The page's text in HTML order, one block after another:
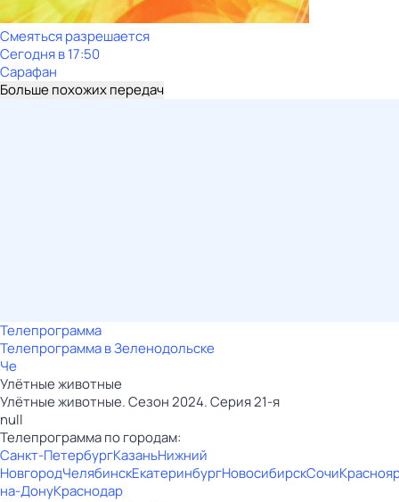
Смеяться разрешается
Сегодня в 17:50
Сарафан
Больше похожих передач
Телепрограмма
Телепрограмма в Зеленодольске
Че
Улётные животные
Улётные животные. Сезон 2024. Серия 21-я
null
Телепрограмма по городам:
Санкт-ПетербургКазаньНижний
НовгородЧелябинскЕкатеринбургНовосибирскСочи
на-ДонуКраснодар